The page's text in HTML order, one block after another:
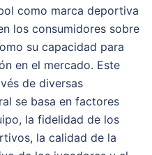
como marca deportiva
los consumidores sobre
su capacidad para
en el mercado. Este
de diversas
se basa en factores
la fidelidad de los
la calidad de la